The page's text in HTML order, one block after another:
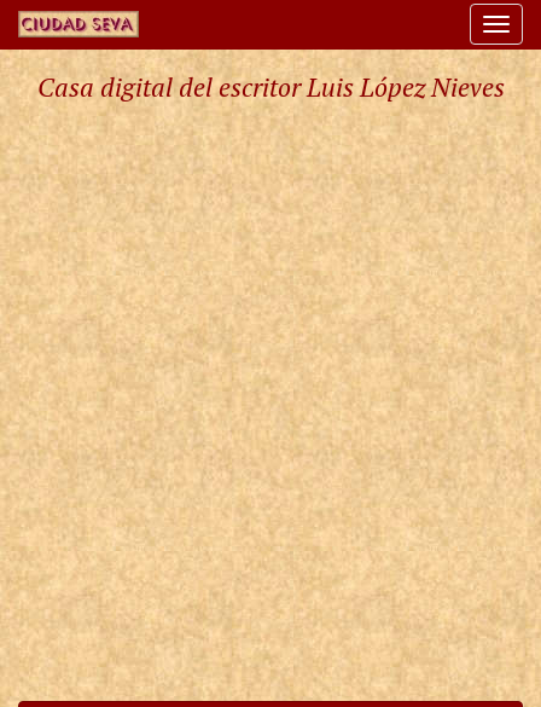
Casa digital del escritor Luis López Nieves